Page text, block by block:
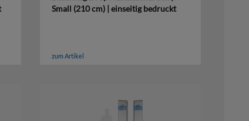
Small (210 cm) | einseitig bedruckt
zum Artikel